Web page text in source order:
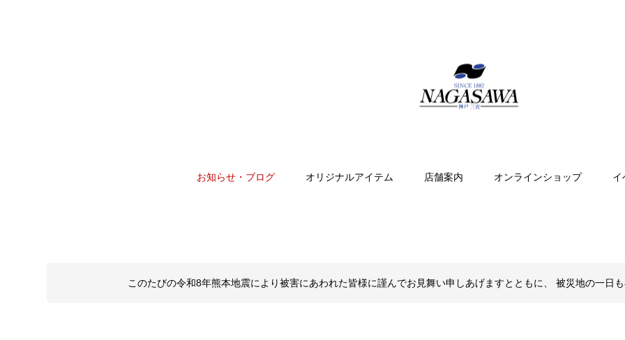
お知らせ・ブログ オリジナルアイテム 店舗案内 オンラインショップ イ
このたびの令和8年熊本地震により被害にあわれた皆様に謹んでお見舞い申しあげますとともに、 被災地の一日